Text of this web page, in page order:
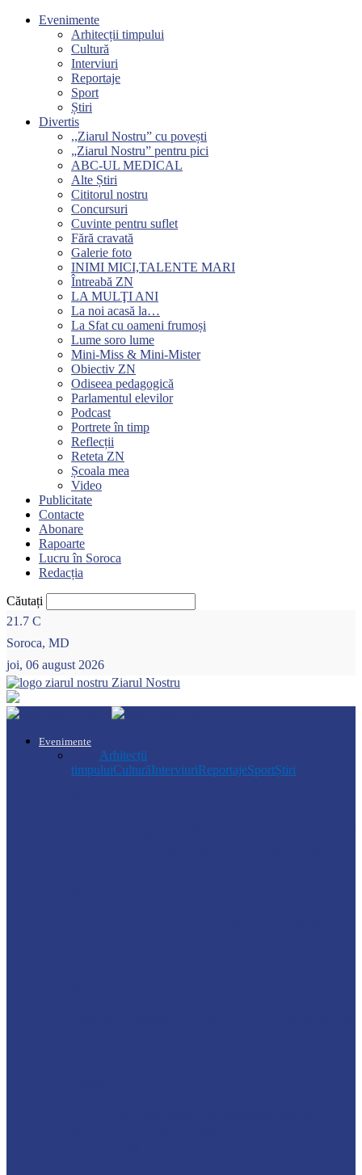
Evenimente
Arhitecții timpului
Cultură
Interviuri
Reportaje
Sport
Știri
Divertis
,,Ziarul Nostru” cu povești
„Ziarul Nostru” pentru pici
ABC-UL MEDICAL
Alte Știri
Cititorul nostru
Concursuri
Cuvinte pentru suflet
Fără cravată
Galerie foto
INIMI MICI,TALENTE MARI
Întreabă ZN
LA MULŢI ANI
La noi acasă la…
La Sfat cu oameni frumoși
Lume soro lume
Mini-Miss & Mini-Mister
Obiectiv ZN
Odiseea pedagogică
Parlamentul elevilor
Podcast
Portrete în timp
Reflecții
Reteta ZN
Școala mea
Video
Publicitate
Contacte
Abonare
Rapoarte
Lucru în Soroca
Redacția
Căutați
21.7 C
Soroca, MD
joi, 06 august 2026
Ziarul Nostru
Evenimente
Arhitecții
timpuluiCulturăInterviuriReportajeSportȘtiri